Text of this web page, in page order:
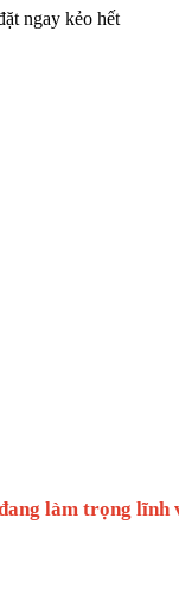
ngay kẻo hết
đang làm trọng